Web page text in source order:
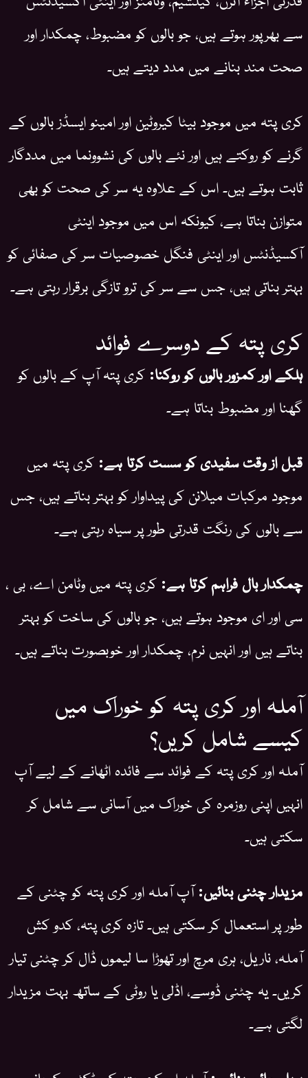
سے بھرپور ہوتے ہیں، جو بالوں کو مضبوط، چمکدار اور
صحت مند بنانے میں مدد دیتے ہیں۔
کری پتہ میں موجود بیٹا کیروٹین اور امینو ایسڈز بالوں کے
گرنے کو روکتے ہیں اور نئے بالوں کی نشوونما میں مددگار
ثابت ہوتے ہیں۔ اس کے علاوہ یہ سر کی صحت کو بھی
متوازن بناتا ہے، کیونکہ اس میں موجود اینٹی
آکسیڈنٹس اور اینٹی فنگل خصوصیات سر کی صفائی کو
بہتر بناتی ہیں، جس سے سر کی ترو تازگی برقرار رہتی ہے۔
کری پتہ کے دوسرے فوائد
ہلکے اور کمزور بالوں کو روکنا: کری پتہ آپ کے بالوں کو
گھنا اور مضبوط بناتا ہے۔
قبل از وقت سفیدی کو سست کرتا ہے: کری پتہ میں
موجود مرکبات میلانن کی پیداوار کو بہتر بناتے ہیں، جس
سے بالوں کی رنگت قدرتی طور پر سیاہ رہتی ہے۔
چمکدار بال فراہم کرتا ہے: کری پتہ میں وٹامن اے، بی ،
سی اور ای موجود ہوتے ہیں، جو بالوں کی ساخت کو بہتر
بناتے ہیں اور انہیں نرم، چمکدار اور خوبصورت بناتے ہیں۔
آملہ اور کری پتہ کو خوراک میں
کیسے شامل کریں؟
آملہ اور کری پتہ کے فوائد سے فائدہ اٹھانے کے لیے آپ
انہیں اپنی روزمرہ کی خوراک میں آسانی سے شامل کر
سکتی ہیں۔
مزیدار چٹنی بنائیں:آپ آملہ اور کری پتہ کو چٹنی کے
طور پر استعمال کر سکتی ہیں۔ تازہ کری پتہ، کدو کش
آملہ، ناریل، ہری مرچ اور تھوڑا سا لیموں ڈال کر چٹنی تیار
کریں۔ یہ چٹنی ڈوسے، اڈلی یا روٹی کے ساتھ بہت مزیدار
لگتی ہے۔